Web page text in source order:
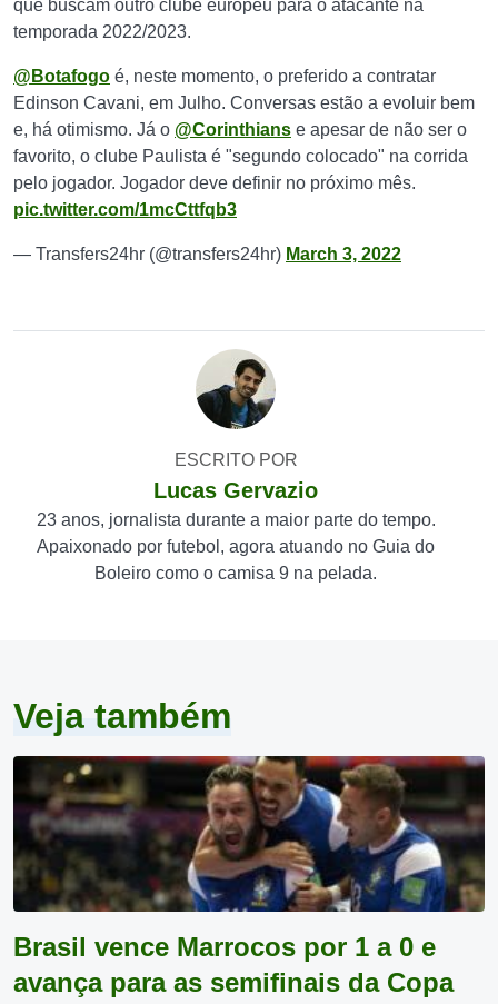
que buscam outro clube europeu para o atacante na
temporada 2022/2023.
@Botafogo é, neste momento, o preferido a contratar
Edinson Cavani, em Julho. Conversas estão a evoluir bem
e, há otimismo. Já o @Corinthians e apesar de não ser o
favorito, o clube Paulista é "segundo colocado" na corrida
pelo jogador. Jogador deve definir no próximo mês.
pic.twitter.com/1mcCttfqb3
— Transfers24hr (@transfers24hr) March 3, 2022
ESCRITO POR
Lucas Gervazio
23 anos, jornalista durante a maior parte do tempo.
Apaixonado por futebol, agora atuando no Guia do
Boleiro como o camisa 9 na pelada.
Veja também
Brasil vence Marrocos por 1 a 0 e
avança para as semifinais da Copa